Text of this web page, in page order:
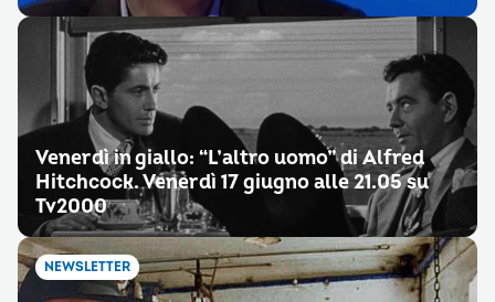
Venerdì in giallo: “L’altro uomo” di Alfred
Hitchcock. Venerdì 17 giugno alle 21.05 su
Tv2000
NEWSLETTER